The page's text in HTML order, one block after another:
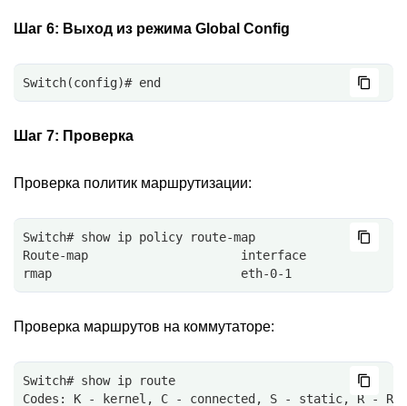
Шаг 6: Выход из режима Global Config
Switch(config)# end
Шаг 7: Проверка
Проверка политик маршрутизации:
Switch# show ip policy route-map
Route-map                     interface
rmap                          eth-0-1
Проверка маршрутов на коммутаторе:
Switch# show ip route
Codes: K - kernel, C - connected, S - static, R -